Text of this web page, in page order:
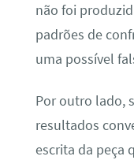
não foi
padrões de
uma possível
Por outro lado,
resultados
escrita da peça